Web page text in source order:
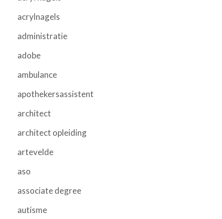
acrylnagels
administratie
adobe
ambulance
apothekersassistent
architect
architect opleiding
artevelde
aso
associate degree
autisme